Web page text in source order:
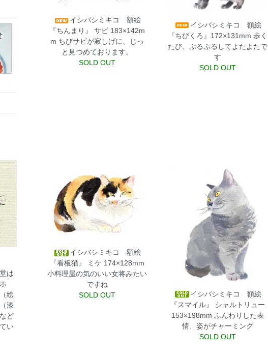
イシバシミキコ 額絵
『ちんまり』 サビ 183×142m
m ちびサビが寂しげに、じっ
と見つめております。
SOLD OUT
イシバシミキコ 額絵
『ちびくろ』172×131mm 歩く
たび、ぷるぷるしてよたよたで
す
SOLD OUT
イシバシミキコ 額絵
『看板猫』 ミケ 174×128mm
小料理屋の気のいい女将みたい
ですね
SOLD OUT
イシバシミキコ 額絵
『スマイル』 シャルトリュー
153×198mm ふんわりした表
情、姿がチャーミング
SOLD OUT
は
絵
漆
ど
い